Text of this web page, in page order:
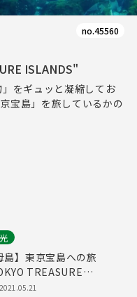
no.45560
ISLANDS"
をギュッと凝縮してお
宝島」を旅しているかの
島】東京宝島への旅
TREASURE
2021.05.21